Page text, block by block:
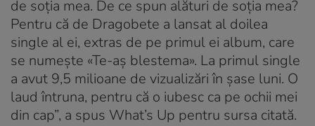
de soția mea. De ce spun alături de soția mea?
Pentru că de Dragobete a lansat al doilea
single al ei, extras de pe primul ei album, care
se numește «Te-aș blestema». La primul single
a avut 9,5 milioane de vizualizări în șase luni. O
laud întruna, pentru că o iubesc ca pe ochii mei
din cap”, a spus What’s Up pentru sursa citată.